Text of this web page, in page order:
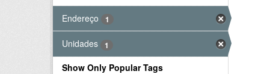
Endereço 1
Unidades 1
Show Only Popular Tags